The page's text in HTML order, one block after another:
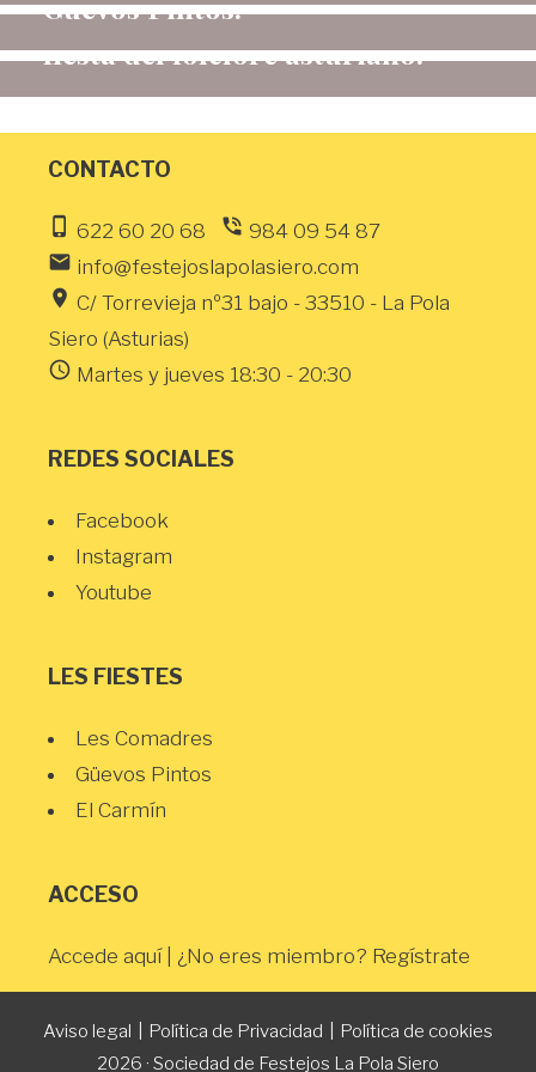
propuestas para anunciar la
fiesta del folclore asturiano.
CONTACTO
phone_iphone 622 60 20 68 phone_in_talk 984 09 54 87
email info@festejoslapolasiero.com
location_on C/ Torrevieja nº31 bajo - 33510 - La Pola
Siero (Asturias)
schedule Martes y jueves 18:30 - 20:30
REDES SOCIALES
Facebook
Instagram
Youtube
LES FIESTES
Les Comadres
Güevos Pintos
El Carmín
ACCESO
Accede aquí | ¿No eres miembro? Regístrate
Aviso legal Política de Privacidad
Política de cookies
2026 · Sociedad de Festejos La Pola Siero